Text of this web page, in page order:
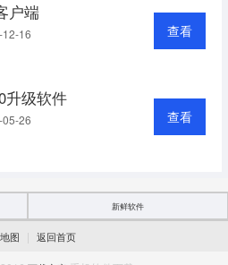
户端
16 查看
升级软件
26 查看
新鲜软件
图 | 返回首页